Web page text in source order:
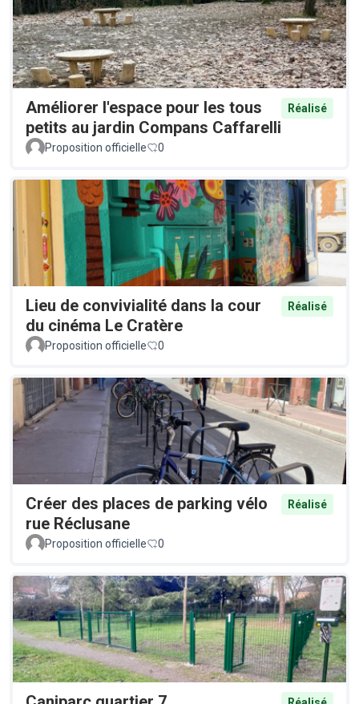
Améliorer l'espace pour les tous
petits au jardin Compans Caffarelli
Réalisé
Proposition officielle 0
Lieu de convivialité dans la cour
du cinéma Le Cratère
Réalisé
Proposition officielle 0
Créer des places de parking vélo
rue Réclusane
Réalisé
Proposition officielle 0